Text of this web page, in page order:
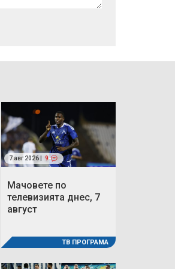
7 авг 2026 | 9
Мачовете по
телевизията днес, 7
август
ТВ ПРОГРАМА